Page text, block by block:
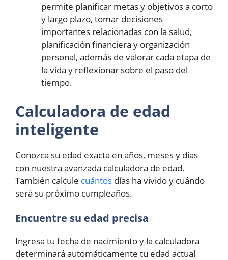
permite planificar metas y objetivos a corto
y largo plazo, tomar decisiones
importantes relacionadas con la salud,
planificación financiera y organización
personal, además de valorar cada etapa de
la vida y reflexionar sobre el paso del
tiempo.
Calculadora de edad
inteligente
Conozca su edad exacta en años, meses y días
con nuestra avanzada calculadora de edad.
También calcule cuántos días ha vivido y cuándo
será su próximo cumpleaños.
Encuentre su edad precisa
Ingresa tu fecha de nacimiento y la calculadora
determinará automáticamente tu edad actual